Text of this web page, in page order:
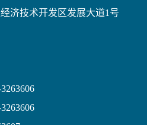
济技术开发区发展大道1号